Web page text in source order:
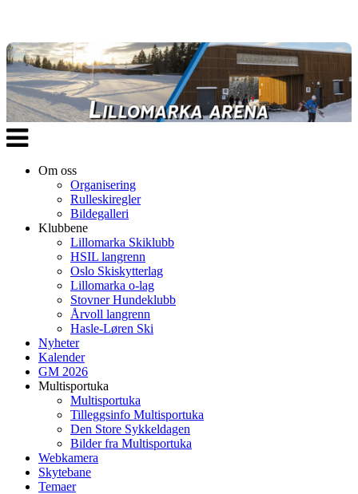
Veksle
navigasjon
Om oss
Organisering
Rulleskiregler
Bildegalleri
Klubbene
Lillomarka Skiklubb
HSIL langrenn
Oslo Skiskytterlag
Lillomarka o-lag
Stovner Hundeklubb
Årvoll langrenn
Hasle-Løren Ski
Nyheter
Kalender
GM 2026
Multisportuka
Multisportuka
Tilleggsinfo Multisportuka
Den Store Sykkeldagen
Bilder fra Multisportuka
Webkamera
Skytebane
Temaer